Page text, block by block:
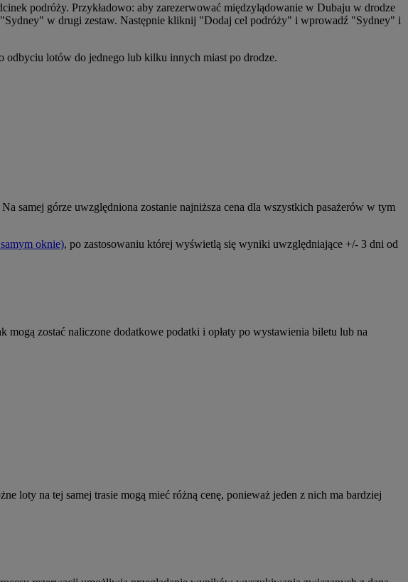
podróży. Przykładowo: aby zarezerwować międzylądowanie w Dubaju w drodze
w drugi zestaw. Następnie kliknij "Dodaj cel podróży" i wprowadź "Sydney" i
lotów do jednego lub kilku innych miast po drodze.
samej górze uwzględniona zostanie najniższa cena dla wszystkich pasażerów w tym
oknie), po zastosowaniu której wyświetlą się wyniki uwzględniające +/- 3 dni od
zostać naliczone dodatkowe podatki i opłaty po wystawienia biletu lub na
loty na tej samej trasie mogą mieć różną cenę, ponieważ jeden z nich ma bardziej